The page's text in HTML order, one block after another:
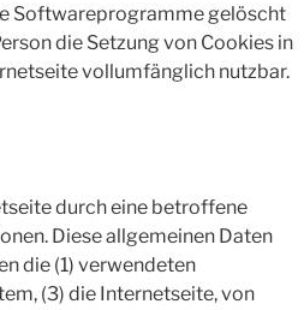
Softwareprogramme gelöscht
die Setzung von Cookies in
vollumfänglich nutzbar.
durch eine betroffene
Diese allgemeinen Daten
die (1) verwendeten
(3) die Internetseite, von